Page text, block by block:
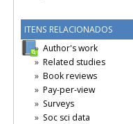
ITENS RELACIONADOS
Author's work
Related studies
Book reviews
Pay-per-view
Surveys
Soc sci data